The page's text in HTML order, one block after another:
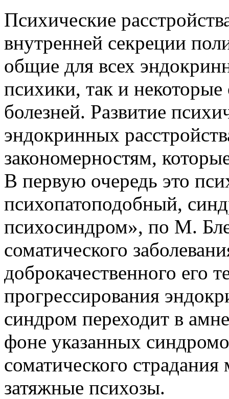
Психические
внутренней секреции
общие для всех
психики, так и
болезней. Развитие
эндокринных
закономерностям,
В первую очередь это
психопатоподобный,
психосиндром», по М.
соматического
доброкачественного его
прогрессирования
синдром переходит в
фоне указанных
соматического
затяжные психозы.